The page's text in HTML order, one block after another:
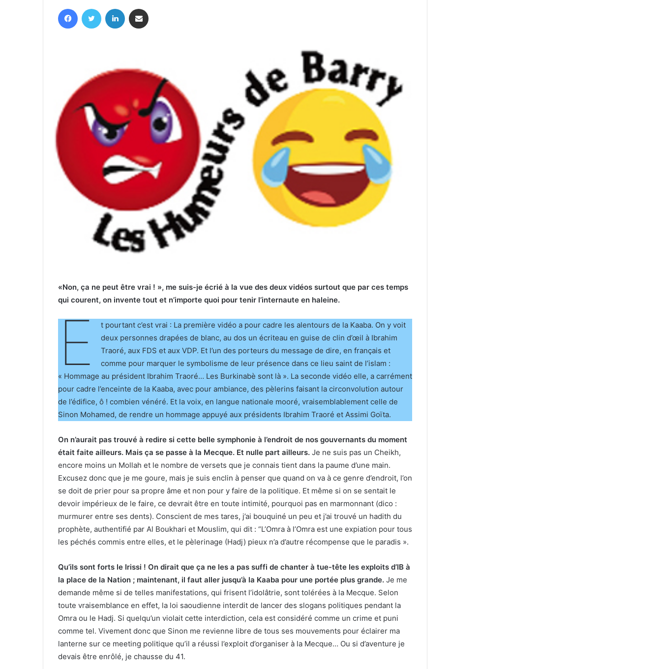
courriel
FacebookTwitter Linkedin
«Non, ça ne peut être vrai ! », me suis-je écrié à la vue des deux vidéos surtout que par ces temps
qui courent, on invente tout et n’importe quoi pour tenir l’internaute en haleine.
E
t pourtant c’est vrai : La première vidéo a pour cadre les alentours de la Kaaba. On y voit
deux personnes drapées de blanc, au dos un écriteau en guise de clin d’œil à Ibrahim
Traoré, aux FDS et aux VDP. Et l’un des porteurs du message de dire, en français et
comme pour marquer le symbolisme de leur présence dans ce lieu saint de l’islam :
« Hommage au président Ibrahim Traoré… Les Burkinabè sont là ». La seconde vidéo elle, a carrément
pour cadre l’enceinte de la Kaaba, avec pour ambiance, des pèlerins faisant la circonvolution autour
de l’édifice, ô ! combien vénéré. Et la voix, en langue nationale mooré, vraisemblablement celle de
Sinon Mohamed, de rendre un hommage appuyé aux présidents Ibrahim Traoré et Assimi Goïta.
On n’aurait pas trouvé à redire si cette belle symphonie à l’endroit de nos gouvernants du moment
était faite ailleurs. Mais ça se passe à la Mecque. Et nulle part ailleurs. Je ne suis pas un Cheikh,
encore moins un Mollah et le nombre de versets que je connais tient dans la paume d’une main.
Excusez donc que je me goure, mais je suis enclin à penser que quand on va à ce genre d’endroit, l’on
se doit de prier pour sa propre âme et non pour y faire de la politique. Et même si on se sentait le
devoir impérieux de le faire, ce devrait être en toute intimité, pourquoi pas en marmonnant (dico :
murmurer entre ses dents). Conscient de mes tares, j’ai bouquiné un peu et j’ai trouvé un hadith du
prophète, authentifié par Al Boukhari et Mouslim, qui dit : “L’Omra à l’Omra est une expiation pour tous
les péchés commis entre elles, et le pèlerinage (Hadj) pieux n’a d’autre récompense que le paradis ».
Qu’ils sont forts le Irissi ! On dirait que ça ne les a pas suffi de chanter à tue-tête les exploits d’IB à
la place de la Nation ; maintenant, il faut aller jusqu’à la Kaaba pour une portée plus grande. Je me
demande même si de telles manifestations, qui frisent l’idolâtrie, sont tolérées à la Mecque. Selon
toute vraisemblance en effet, la loi saoudienne interdit de lancer des slogans politiques pendant la
Omra ou le Hadj. Si quelqu’un violait cette interdiction, cela est considéré comme un crime et puni
comme tel. Vivement donc que Sinon me revienne libre de tous ses mouvements pour éclairer ma
lanterne sur ce meeting politique qu’il a réussi l’exploit d’organiser à la Mecque… Ou si d’aventure je
devais être enrôlé, je chausse du 41.